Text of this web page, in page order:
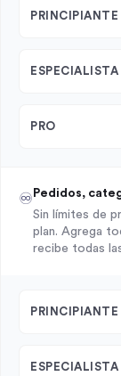
PRINCIPIANTE
ESPECIALISTA
PRO
♾️ Pedidos,
Sin límites de
plan. Agrega
recibe todas
PRINCIPIANTE
ESPECIALISTA